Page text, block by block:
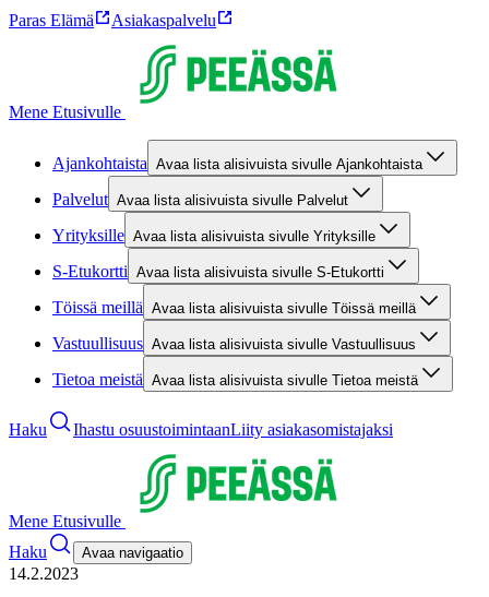
Paras Elämä Asiakaspalvelu
Mene Etusivulle
Ajankohtaista Avaa lista alisivuista sivulle Ajankohtaista
Palvelut Avaa lista alisivuista sivulle Palvelut
Yrityksille Avaa lista alisivuista sivulle Yrityksille
S-Etukortti Avaa lista alisivuista sivulle S-Etukortti
Töissä meillä Avaa lista alisivuista sivulle Töissä meillä
Vastuullisuus Avaa lista alisivuista sivulle Vastuullisuus
Tietoa meistä Avaa lista alisivuista sivulle Tietoa meistä
Haku Ihastu osuustoimintaanLiity asiakasomistajaksi
Mene Etusivulle
Haku
Avaa navigaatio
14.2.2023